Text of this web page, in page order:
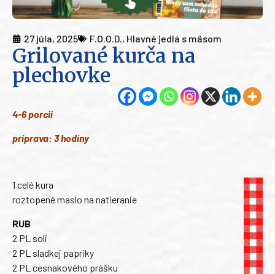
27 júla, 2025 F.O.O.D., Hlavné jedlá s mäsom
Grilované kurča na
plechovke
4-6 porcií
príprava: 3 hodiny
1 celé kura
roztopené maslo na natieranie
RUB
2 PL soli
2 PL sladkej papriky
2 PL cesnakového prášku